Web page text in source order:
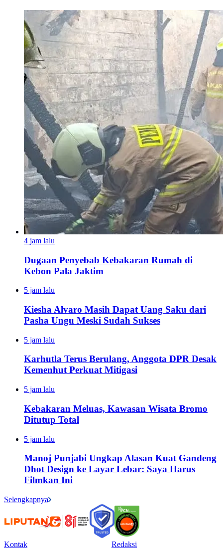
4 jam lalu
Dugaan Penyebab Kebakaran Rumah di
Kebon Pala Jaktim
5 jam lalu
Kiesha Alvaro Masih Dapat Uang Saku dari
Pasha Ungu Meski Sudah Sukses
5 jam lalu
Karhutla Terus Berulang, Anggota DPR Desak
Kemenhut Perkuat Mitigasi
5 jam lalu
Kebakaran Meluas, Kawasan Wisata Bromo
Ditutup Total
5 jam lalu
Manoj Punjabi Ungkap Alasan Kuat Gandeng
Dhot Design ke Layar Lebar: Saya Harus
Filmkan Ini
Selengkapnya
Kontak
Redaksi